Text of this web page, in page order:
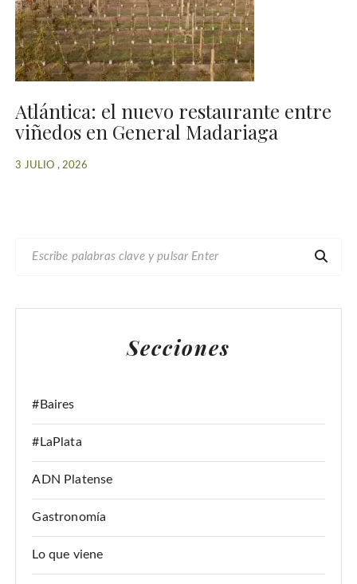
Atlántica: el nuevo restaurante entre
viñedos en General Madariaga
3 JULIO , 2026
C
Secciones
#Baires
#LaPlata
ADN Platense
Gastronomía
Lo que viene